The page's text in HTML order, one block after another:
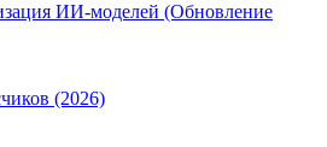
ИИ-моделей (Обновление
(2026)